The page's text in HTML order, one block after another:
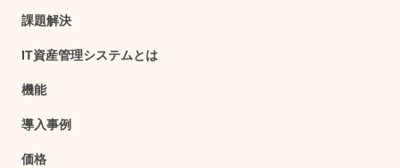
課題解決
IT資産管理システムとは
機能
導入事例
価格